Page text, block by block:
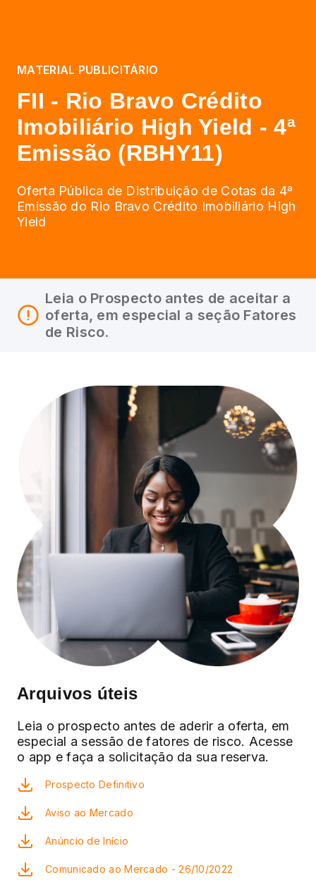
MATERIAL PUBLICITÁRIO
FII - Rio Bravo Crédito
Imobiliário High Yield - 4ª
Emissão (RBHY11)
Oferta Pública de Distribuição de Cotas da 4ª
Emissão do Rio Bravo Crédito Imobiliário High
Yield
Leia o Prospecto antes de aceitar a
oferta, em especial a seção Fatores
de Risco.
Arquivos úteis
Leia o prospecto antes de aderir a oferta, em
especial a sessão de fatores de risco. Acesse
o app e faça a solicitação da sua reserva.
Prospecto Definitivo
Aviso ao Mercado
Anúncio de Início
Comunicado ao Mercado - 26/10/2022